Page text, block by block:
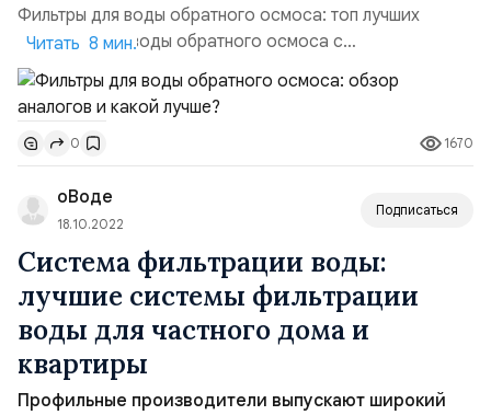
Фильтры для воды обратного осмоса: топ лучших
фильтров для воды обратного осмоса с
минерализатором. Чрезмерно высокий уровень
очистки удаляет из жидкости полезные вещества
вместе с вредными примесями. Для устранения этого
недостатка производители дополняют стандартную
систему обратного осмоса минерализатором. В
отдельных комплектах предусматривают возмо...
Читать 8 мин.
0 1670
оВоде
18.10.2022
Подписаться
Система фильтрации воды:
лучшие системы фильтрации
воды для частного дома и
квартиры
Профильные производители выпускают широкий